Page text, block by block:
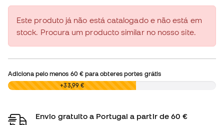
Este produto já não está catalogado e não está em
stock. Procura um producto similar no nosso site.
Adiciona pelo menos 60 €para obteres portes grátis
0,00 € +33,99 €
Envio gratuito a Portugal a partir de 60 €